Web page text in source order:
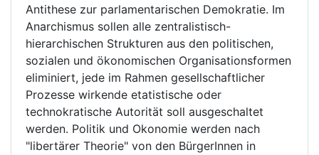
Antithese zur parlamentarischen Demokratie. Im
Anarchismus sollen alle zentralistisch-
hierarchischen Strukturen aus den politischen,
sozialen und ökonomischen Organisationsformen
eliminiert, jede im Rahmen gesellschaftlicher
Prozesse wirkende etatistische oder
technokratische Autorität soll ausgeschaltet
werden. Politik und Okonomie werden nach
"libertärer Theorie" von den BürgerInnen in